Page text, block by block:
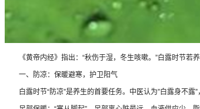
《黄帝内经》指出：“秋伤于湿，冬生咳嗽。”白露时节若养
一、防凉：保暖避寒，护卫阳气
白露时节“防凉”是养生的首要任务。中医认为”白露身不露”